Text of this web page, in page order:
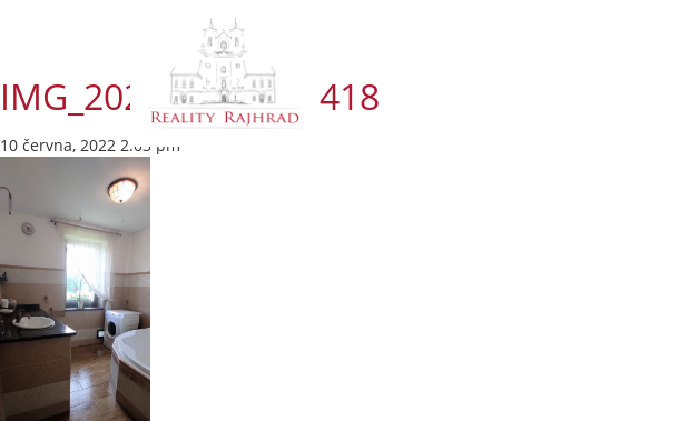
IMG_20220601_134418
10 června, 2022 2:03 pm